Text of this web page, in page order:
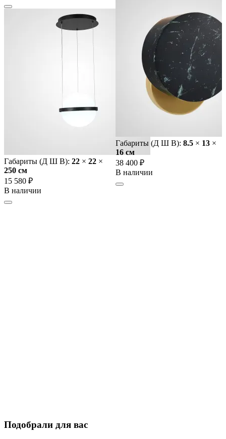
Габариты (Д Ш В): 22 × 22 ×
250 cм
15 580 ₽
В наличии
Габариты (Д Ш В): 8.5 × 13 ×
16 cм
38 400 ₽
В наличии
Подобрали для вас